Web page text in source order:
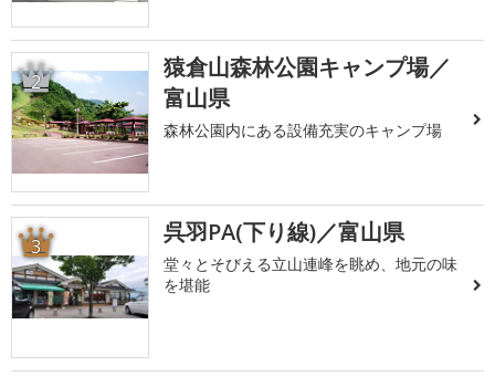
2
猿倉山森林公園キャンプ場／
富山県
森林公園内にある設備充実のキャンプ場
3 呉羽PA(下り線)／富山県
堂々とそびえる立山連峰を眺め、地元の味
を堪能